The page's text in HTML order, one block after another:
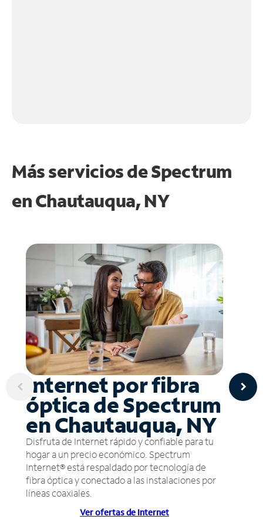
Más servicios de Spectrum
enChautauqua, NY
Internet por fibra
óptica de Spectrum
en Chautauqua, NY
Disfruta de Internet rápido y confiable para tu
hogar a un precio económico. Spectrum
Internet® está respaldado por tecnología de
fibra óptica y conectado a las instalaciones por
líneas coaxiales.
Ver ofertas de Internet